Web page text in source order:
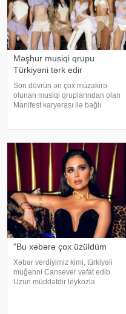
Məşhur musiqi qrupu
Türkiyəni tərk edir
Son dövrün ən çox müzakirə
olunan musiqi qruplarından olan
Manifest karyerası ilə bağlı
Tolqa Akış üzvlərin sentyabr
ayında İstanbuldak
"Bu xəbərə çox üzüldüm
Xəbər verdiyimiz kimi, türkiyəli
müğənni Cansever vəfat edib.
Uzun müddətdir leykozla